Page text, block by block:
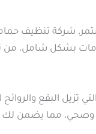
شركة تنظيف
بشكل شامل، من
تزيل البقع
مما يضمن لك